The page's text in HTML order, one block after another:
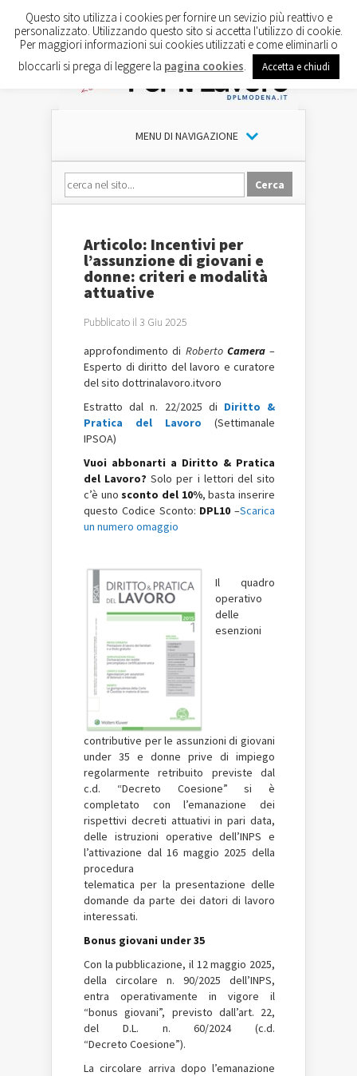
MENU DI NAVIGAZIONE
Articolo: Incentivi per
l’assunzione di giovani e
donne: criteri e modalità
attuative
Pubblicato il 3 Giu 2025
approfondimento di Roberto Camera–
Esperto di diritto del lavoro e curatore
del sito dottrinalavoro.itvoro
Estratto dal n. 22/2025 di Diritto &
Pratica del Lavoro (Settimanale
IPSOA)
Vuoi abbonarti a Diritto & Pratica
del Lavoro? Solo per i lettori del sito
c’è uno sconto del 10%, basta inserire
questo Codice Sconto: DPL10 –Scarica
un numero omaggio
Il quadro
operativo
delle
esenzioni
contributive per le assunzioni di giovani
under 35 e donne prive di impiego
regolarmente retribuito previste dal
c.d. “Decreto Coesione” si è
completato con l’emanazione dei
rispettivi decreti attuativi in pari data,
delle istruzioni operative dell’INPS e
l’attivazione dal 16 maggio 2025 della
procedura
telematica per la presentazione delle
domande da parte dei datori di lavoro
interessati.
Bonus giovani under 35
Con la pubblicazione, il 12 maggio 2025,
della circolare n. 90/2025 dell’INPS,
entra operativamente in vigore il
“bonus giovani”, previsto dall’art. 22,
del D.L. n. 60/2024 (c.d.
“Decreto Coesione”).
La circolare arriva dopo l’emanazione
Questo sito utilizza i cookies per fornire un sevizio più reattivo e
personalizzato. Utilizzando questo sito si accetta l'utilizzo di cookie.
Per maggiori informazioni sui cookies utilizzati e come eliminarli o
bloccarli si prega di leggere la pagina cookies Accetta e chiudi